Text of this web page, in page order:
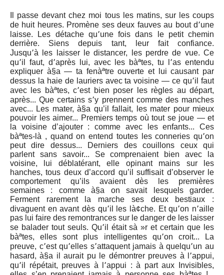
Il passe devant chez moi tous les matins, sur les coups
de huit heures. Promène ses deux fauves au bout d՚une
laisse. Les détache qu՚une fois dans le petit chemin
derrière. Siens depuis tant, leur fait confiance.
Jusqu՚à les laisser le distancer, les perdre de vue. Ce
qu՚il faut, d՚après lui, avec les bàªtes, tu l՚as entendu
expliquer à§a — ta fenàªtre ouverte et lui causant par
dessus la haie de lauriers avec ta voisine — ce qu՚il faut
avec les bàªtes, c՚est bien poser les règles au départ,
après... Que certains s՚y prennent comme des manches
avec... Les mater, à§a qu’il fallait, les mater pour mieux
pouvoir les aimer... Premiers temps où tout se joue — et
la voisine d’ajouter : comme avec les enfants... Ces
bàªtes-là , quand on entend toutes les conneries qu՚on
peut dire dessus... Derniers des couillons ceux qui
parlent sans savoir... Se comprenaient bien avec la
voisine, lui déblatérant, elle opinant mains sur les
hanches, tous deux d’accord qu’il suffisait d’observer le
comportement qu’ils avaient dès les premières
semaines : comme à§a on savait lesquels garder.
Ferment rarement la marche ses deux bestiaux :
divaguent en avant dès qu՚il les là¢che. Et qu՚on n՚aille
pas lui faire des remontrances sur le danger de les laisser
se balader tout seuls. Qu՚il était sà »r et certain que les
bàªtes, elles sont plus intelligentes qu՚on croit... La
preuve, c՚est qu՚elles s՚attaquent jamais à quelqu՚un au
hasard, à§a il aurait pu le démontrer preuves à l՚appui,
qu՚il répétait, preuves à l՚appui : à part aux Invisibles,